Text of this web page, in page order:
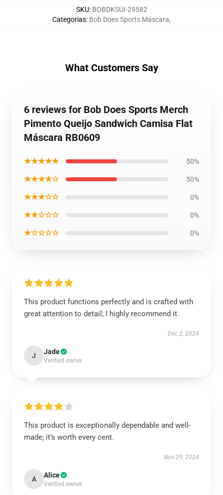
SKU: BOBDKSUI-29582
Categorias: Bob Does Sports Máscara,
What Customers Say
6 reviews for Bob Does Sports Merch
Pimento Queijo Sandwich Camisa Flat
Máscara RB0609
★★★★★ 50%
★★★★☆ 50%
★★★☆☆ 0%
★★☆☆☆ 0%
★☆☆☆☆ 0%
This product functions perfectly and is crafted with
great attention to detail; I highly recommend it.
Dec 2, 2024
J Jade
Verified owner
This product is exceptionally dependable and well-
made; it’s worth every cent.
Nov 29, 2024
A Alice
Verified owner